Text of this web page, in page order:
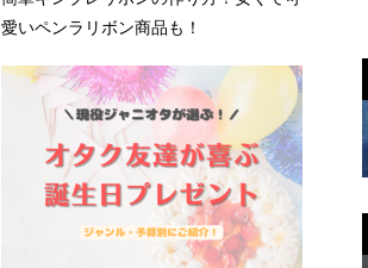
愛いペンラリボン商品も！